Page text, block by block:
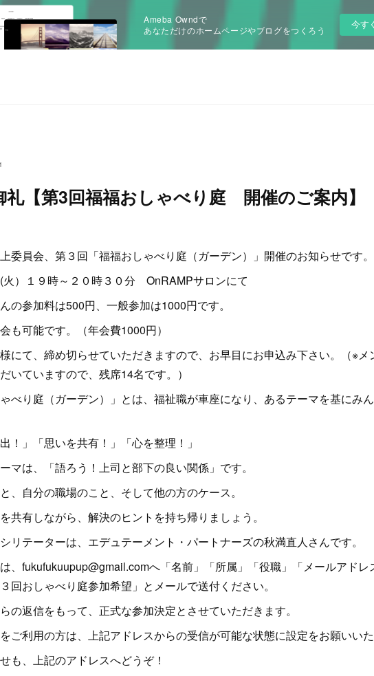
Ameba Owndで
あなただけのホームページやブログをつくろう
今す
礼【第3回福福おしゃべり庭 開催のご案内】
委員会、第３回「福福おしゃべり庭（ガーデン）」開催のお知らせです。
火）１９時～２０時３０分 OnRAMPサロンにて
の参加料は500円、一般参加は1000円です。
も可能です。（年会費1000円）
にて、締め切らせていただきますので、お早目にお申込み下さい。（※
いていますので、残席14名です。）
ゃべり庭（ガーデン）」とは、福祉職が車座になり、あるテーマを基にみ
！」「思いを共有！」「心を整理！」
マは、「語ろう！上司と部下の良い関係」です。
、自分の職場のこと、そして他の方のケース。
共有しながら、解決のヒントを持ち帰りましょう。
リテーターは、エデュテーメント・パートナーズの秋満直人さんです。
、fukufukuupup@gmail.comへ「名前」「所属」「役職」「メールアド
回おしゃべり庭参加希望」とメールで送付ください。
の返信をもって、正式な参加決定とさせていただきます。
ご利用の方は、上記アドレスからの受信が可能な状態に設定をお願いい
も、上記のアドレスへどうぞ！